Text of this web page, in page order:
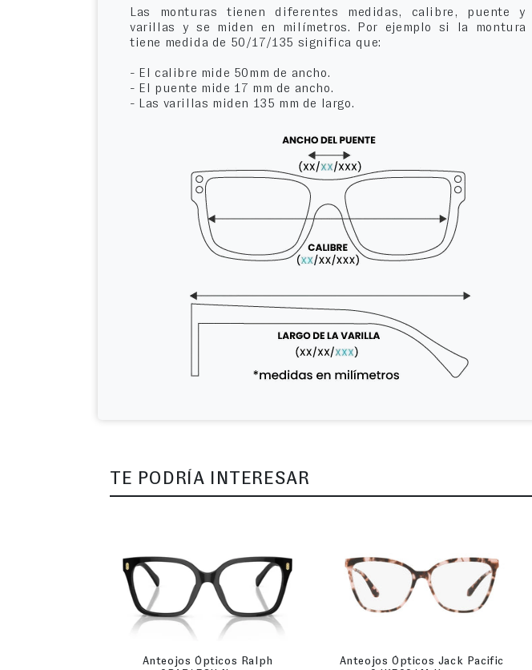
Las monturas tienen diferentes medidas, calibre, puente y
varillas y se miden en milímetros. Por ejemplo si la montura
tiene medida de 50/17/135 significa que:
- El calibre mide 50mm de ancho.
- El puente mide 17 mm de ancho.
- Las varillas miden 135 mm de largo.
TE PODRÍA INTERESAR
Anteojos Ópticos Ralph
Anteojos Ópticos Jack Pacific